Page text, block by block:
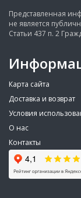
Представленная
не является
Статьи 437 п. 2
Карта сайта
Доставка и возврат
Условия
О нас
Контакты